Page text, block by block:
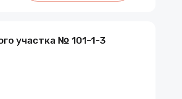
участка № 101-1-3